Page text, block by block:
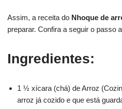
Assim, a receita do Nhoque de
preparar. Confira a seguir o passo
Ingredientes:
1 ½ xícara (chá) de Arroz
arroz já cozido e que está